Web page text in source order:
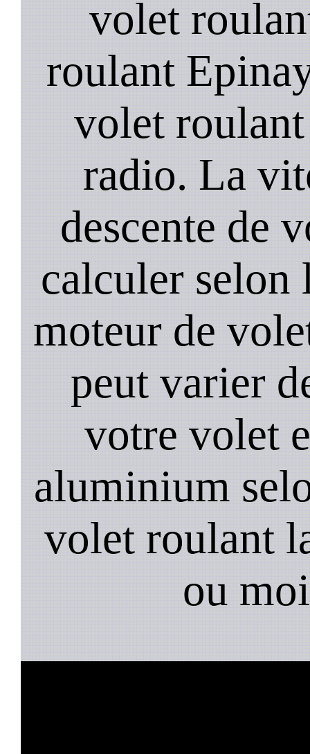
volet
roulant
volet
radio. La
descente de
calculer selon
moteur de
peut varier
votre volet
aluminium
volet roulant
ou